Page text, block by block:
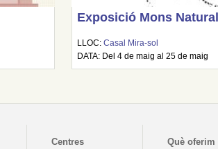
Exposició Mons
LLOC:Casal Mira-sol
DATA: Del 4 de maig al 25 de maig
Centres Què oferim